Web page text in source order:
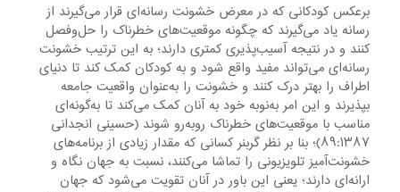
برعکس کودکانی که در معرض خشونت رسانه‌ای قرار می‌گیرند از
رسانه یاد می‌گیرند که چگونه موقعیت‌های خطرناک را حل‌وفصل
کنند و در نتیجه آسیب‌پذیری کمتری دارند؛ به ‌این‌ ترتیب خشونت
رسانه‌ای می‌تواند مفید واقع شود و به کودکان کمک کند تا دنیای
اطراف را بهتر درک کنند و خشونت را به‌عنوان واقعیت جامعه
بپذیرند و این امر به‌نوبه خود به آنان کمک می‌کند تا به‌گونه‌ای
مناسب با موقعیت‌های خطرناک روبه‌رو شوند (حسینی انجدانی
۸۹:۱۳۸۷)؛ بنا بر نظر گربنر کسانی که مقدار زیادی از برنامه‌های
خشونت‌آمیز تلویزیونی را تماشا می‌کنند، نسبت به جهان نگاه و
ارانه‌ای دارند؛ یعنی این باور در آنان تقویت می‌شود که جهان